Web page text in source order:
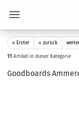
« Erster « zurück
11 Artikel in dieser Kategorie
Goodboards